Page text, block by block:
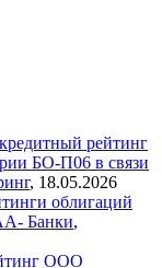
рейтинг
БО-П06 в связи
, 18.05.2026
облигаций
Банки,
ООО